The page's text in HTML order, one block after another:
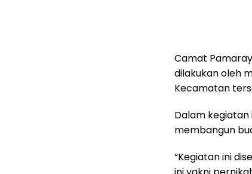
Camat
dilakukan oleh
Kecamatan
Dalam
membangun
“Kegiatan ini